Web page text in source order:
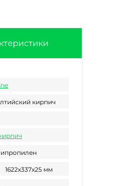
кирпич
1622х337х25 мм